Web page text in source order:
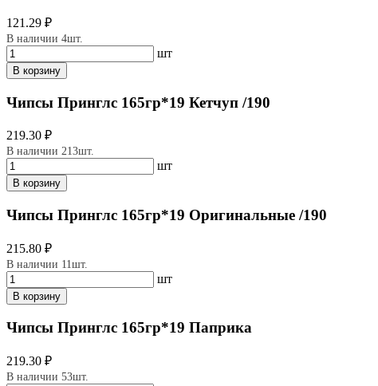
121.29 ₽
В наличии 4шт.
шт
В корзину
Чипсы Принглс 165гр*19 Кетчуп /190
219.30 ₽
В наличии 213шт.
шт
В корзину
Чипсы Принглс 165гр*19 Оригинальные /190
215.80 ₽
В наличии 11шт.
шт
В корзину
Чипсы Принглс 165гр*19 Паприка
219.30 ₽
В наличии 53шт.